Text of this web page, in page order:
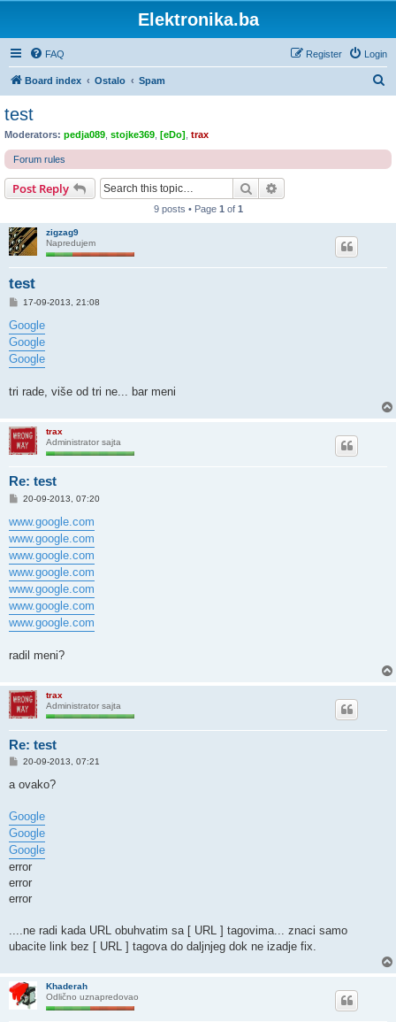
Elektronika.ba
FAQ Login
Register
Board index Ostalo Spam
c
test
Moderators: pedja089 stojke369 [eDo] trax
Forum rules
Post Reply Search
9 posts • Page 1 of 1
zigzag9
Napredujem
test
P
s
t
17-09-2013, 21:08
Google
Google
Google
tri rade, više od tri ne... bar meni
trax
Administrator sajta
Re: test
P
s
t
20-09-2013, 07:20
www.google.com
www.google.com
www.google.com
www.google.com
www.google.com
www.google.com
www.google.com
radil meni?
trax
Administrator sajta
Re: test
P
s
20-09-2013, 07:21
a ovako?
Google
Google
Google
error
error
error
....ne radi kada URL obuhvatim sa [ URL ] tagovima... znaci samo
ubacite link bez [ URL ] tagova do daljnjeg dok ne izadje fix.
Khaderah
Odlično uznapredovao